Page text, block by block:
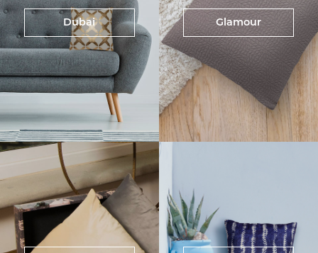
Dubai Glamour